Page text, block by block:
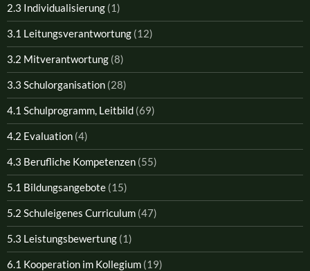
2.3 Individualisierung (1)
3.1 Leitungsverantwortung (12)
3.2 Mitverantwortung (8)
3.3 Schulorganisation (28)
4.1 Schulprogramm, Leitbild (69)
4.2 Evaluation (4)
4.3 Berufliche Kompetenzen (55)
5.1 Bildungsangebote (15)
5.2 Schuleigenes Curriculum (47)
5.3 Leistungsbewertung (1)
6.1 Kooperation im Kollegium (19)